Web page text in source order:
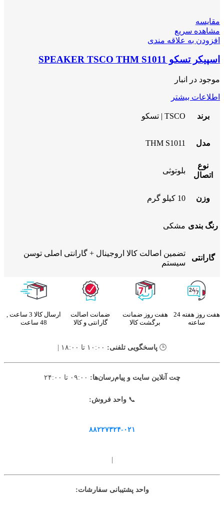
مقایسه
مشاهده سریع
افزودن به علاقه مندی
اسپیکر تسکو SPEAKER TSCO THM S1011
موجود در انبار
اطلاعات بیشتر
برند TSCO | تسکو
مدل THM S1011
نوع
اتصال
بلوتوثی
وزن 10 کیلو گرم
رنگ بندی مشکی
گارانتی
تضمین اصالت کالا اروجینال + گارانتی اصلی توسن
سیستم
هفت روز هفته 24
ساعته
هفت روز ضمانت
برگشت کالا
ضمانت اصالت
گارانتی و کالا
ارسال کالا 3 ساعت ,
48 ساعت
🕒 پاسخگویی تلفنی:
چت آنلاین سایت و پیام‌رسان‌ها:
📞واحد فروش:
۸۸۲۲۷۳۲۴-۰۲۱
واحد پشتیبانی سفارشات: